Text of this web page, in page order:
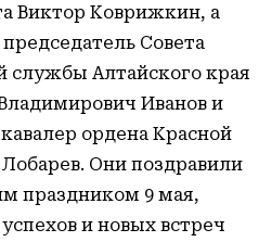
Виктор Коврижкин, а
Совета
службы Алтайского края
Иванов и
ордена Красной
Они поздравили
праздником 9 мая,
и новых встреч